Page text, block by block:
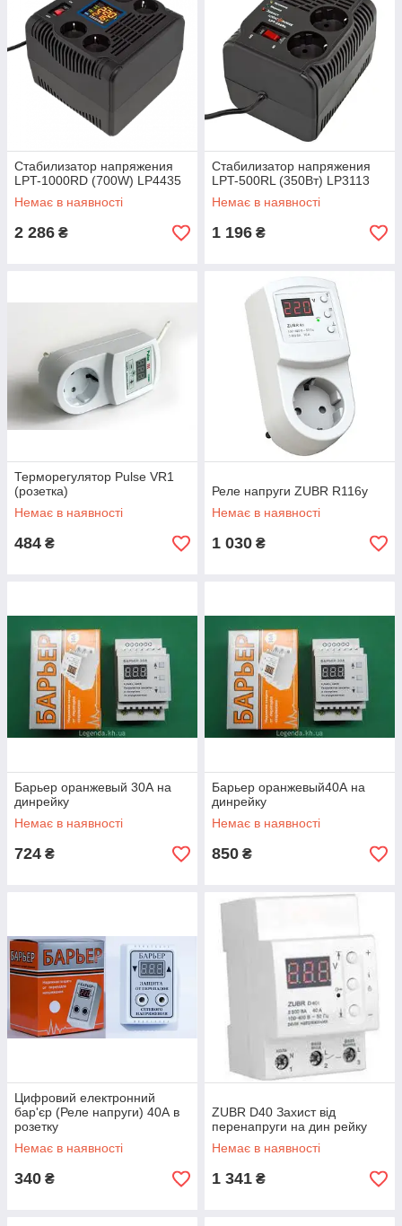
Стабилизатор напряжения
LPT-1000RD (700W) LP4435
Немає в наявності
2 286 ₴
Стабилизатор напряжения
LPT-500RL (350Вт) LP3113
Немає в наявності
1 196 ₴
Терморегулятор Pulse VR1
(розетка)
Немає в наявності
484 ₴
Реле напруги ZUBR R116y
Немає в наявності
1 030 ₴
Барьер оранжевый 30А на
динрейку
Немає в наявності
724 ₴
Барьер оранжевый40А на
динрейку
Немає в наявності
850 ₴
Цифровий електронний
бар'єр (Реле напруги) 40А в
розетку
Немає в наявності
340 ₴
ZUBR D40 Захист від
перенапруги на дин рейку
Немає в наявності
1 341 ₴